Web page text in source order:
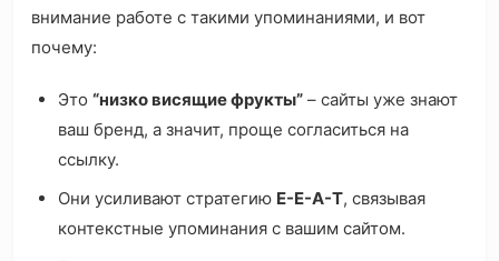
внимание работе с такими упоминаниями, и вот
почему:
Это “низко висящие фрукты” – сайты уже знают
ваш бренд, а значит, проще согласиться на
ссылку.
Они усиливают стратегию E-E-A-T, связывая
контекстные упоминания с вашим сайтом.